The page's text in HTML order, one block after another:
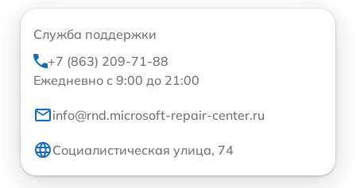
Служба поддержки
+7 (863) 209-71-88
Ежедневно с 9:00 до 21:00
info@rnd.microsoft-repair-center.ru
Социалистическая улица, 74